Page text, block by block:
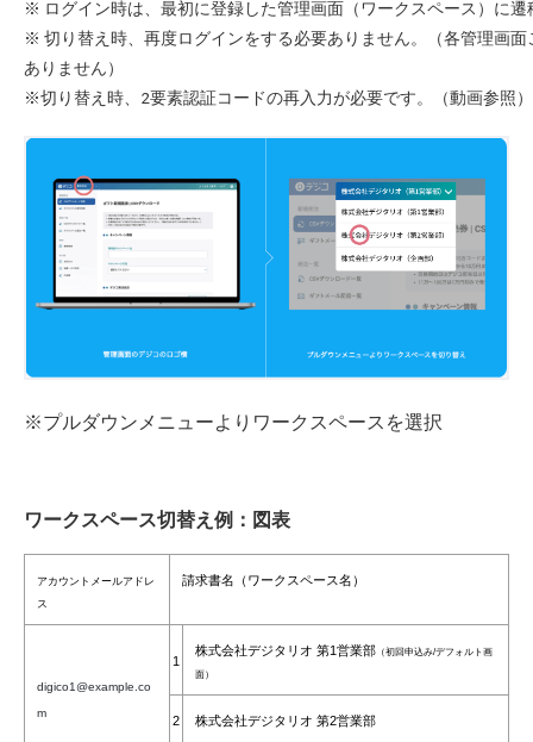
※ ログイン時は、最初に登録した管理画面（ワークスペース）に遷
※ 切り替え時、再度ログインをする必要ありません。（各管理画
ありません）
※切り替え時、2要素認証コードの再入力が必要です。（動画参照）
※プルダウンメニューよりワークスペースを選択
ワークスペース切替え例：図表
アカウントメールアドレ
ス
請求書名（ワークスペース名）
digico1@example.co
m
1
株式会社デジタリオ 第1営業部 （初回申込み/デフォルト画
面）
2 株式会社デジタリオ 第2営業部